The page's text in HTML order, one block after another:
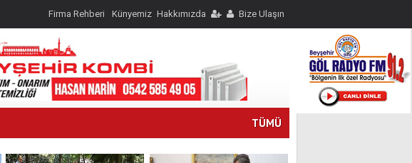
Firma Rehberi Künyemiz Hakkımızda Bize Ulaşın
TÜMÜ